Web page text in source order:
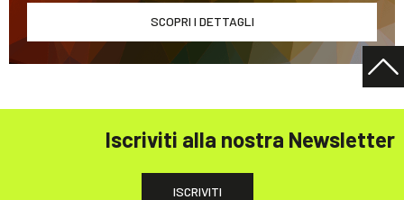
SCOPRI I DETTAGLI
Iscriviti alla nostra Newsletter
ISCRIVITI